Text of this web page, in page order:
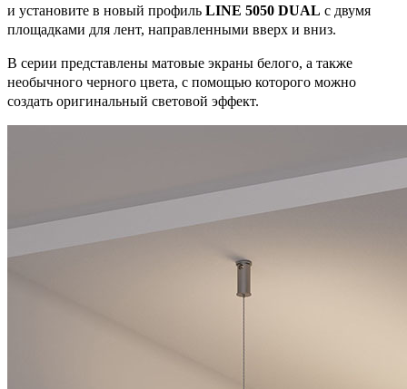
и установите в новый профиль LINE 5050 DUAL с двумя
площадками для лент, направленными вверх и вниз.
В серии представлены матовые экраны белого, а также
необычного черного цвета, с помощью которого можно
создать оригинальный световой эффект.